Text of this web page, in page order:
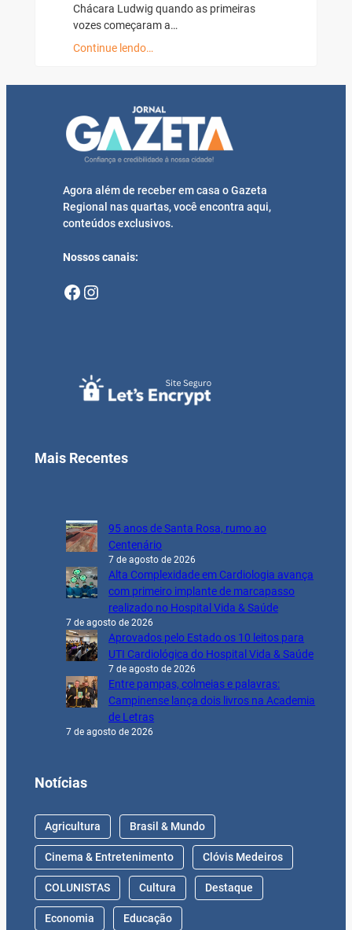
Chácara Ludwig quando as primeiras
vozes começaram a…
Continue lendo…
Agora além de receber em casa o Gazeta
Regional nas quartas, você encontra aqui,
conteúdos exclusivos.
Nossos canais:
Facebook Instagram
Mais Recentes
95 anos de Santa Rosa, rumo ao
Centenário
7 de agosto de 2026
Alta Complexidade em Cardiologia avança
com primeiro implante de marcapasso
realizado no Hospital Vida & Saúde
7 de agosto de 2026
Aprovados pelo Estado os 10 leitos para
UTI Cardiológica do Hospital Vida & Saúde
7 de agosto de 2026
Entre pampas, colmeias e palavras:
Campinense lança dois livros na Academia
de Letras
7 de agosto de 2026
Notícias
Agricultura Brasil & Mundo
Cinema & Entretenimento Clóvis Medeiros
COLUNISTAS Cultura Destaque
Economia Educação